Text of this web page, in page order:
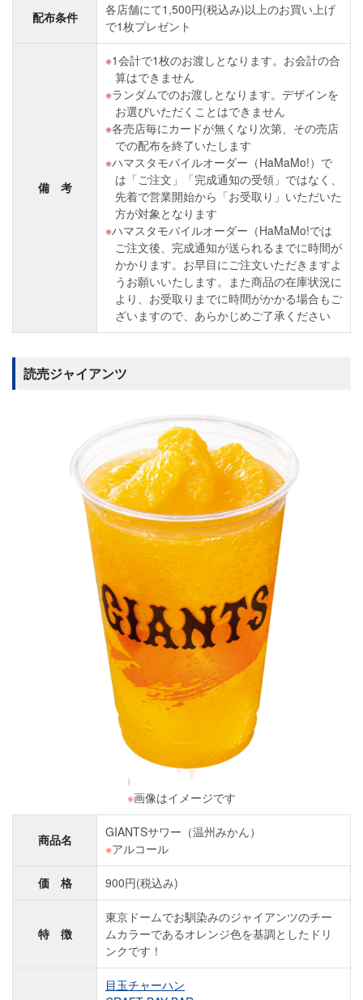
配布条件
各店舗にて1,500円(税込み)以上のお買い上げ
で1枚プレゼント
備 考
1会計で1枚のお渡しとなります。お会計の合
算はできません
ランダムでのお渡しとなります。デザインを
お選びいただくことはできません
各売店毎にカードが無くなり次第、その売店
での配布を終了いたします
ハマスタモバイルオーダー（HaMaMo!）で
は「ご注文」「完成通知の受領」ではなく、
先着で営業開始から「お受取り」いただいた
方が対象となります
ハマスタモバイルオーダー（HaMaMo!では
ご注文後、完成通知が送られるまでに時間が
かかります。お早目にご注文いただきますよ
うお願いいたします。また商品の在庫状況に
より、お受取りまでに時間がかかる場合もご
ざいますので、あらかじめご了承ください
読売ジャイアンツ
※画像はイメージです
商品名
GIANTSサワー（温州みかん）
※アルコール
価 格 900円(税込み)
特 徴
東京ドームでお馴染みのジャイアンツのチー
ムカラーであるオレンジ色を基調としたドリ
ンクです！
目玉チャーハン